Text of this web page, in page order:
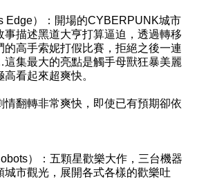
Edge）：開場的CYBERPUNK城市
事描述黑道大亨打算逼迫，透過轉移
的高手索妮打假比賽，拒絕之後一連
集最大的亮點是觸手母獸狂暴美麗
看起來超爽快。
情翻轉非常爽快，即使已有預期卻依
）：五顆星歡樂大作，三台機器
城市觀光，展開各式各樣的歡樂吐